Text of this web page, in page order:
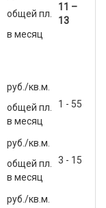
общей пл.
в месяц
11 –
13
руб./кв.м.
общей пл.
в месяц
1 - 55
руб./кв.м.
общей пл.
в месяц
3 - 15
руб./кв.м.